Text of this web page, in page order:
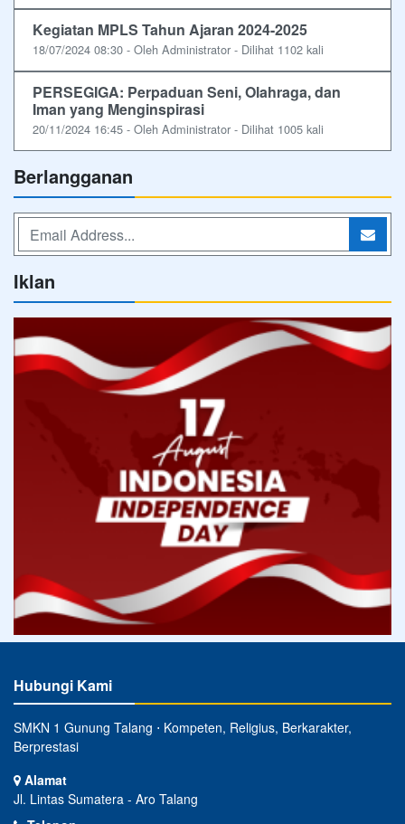
Kegiatan MPLS Tahun Ajaran 2024-2025
18/07/2024 08:30 - Oleh Administrator - Dilihat 1102 kali
PERSEGIGA: Perpaduan Seni, Olahraga, dan
Iman yang Menginspirasi
20/11/2024 16:45 - Oleh Administrator - Dilihat 1005 kali
Berlangganan
Iklan
Hubungi Kami
SMKN 1 Gunung Talang ⋅ Kompeten, Religius, Berkarakter,
Berprestasi
Alamat
Jl. Lintas Sumatera - Aro Talang